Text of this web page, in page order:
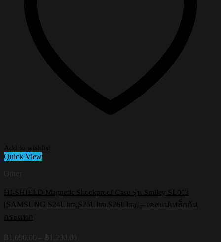
Add to wishlist
Quick View
HI-SHIELD Magnetic Shockproof Case รุ่น Smiley SL003
[SAMSUNG S24Ultra,S25Ultra,S26Ultra] – เคสแม่เหล็กกัน
กระแทก